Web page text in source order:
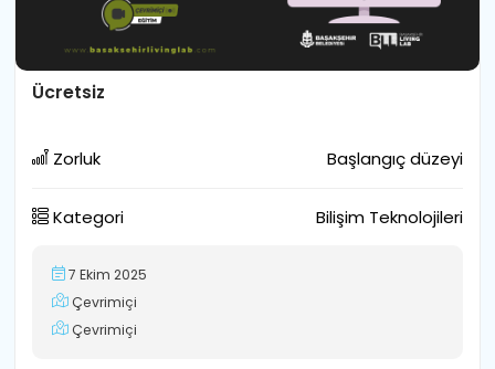
Ücretsiz
Zorluk Başlangıç düzeyi
Kategori Bilişim Teknolojileri
7 Ekim 2025
Çevrimiçi
Çevrimiçi